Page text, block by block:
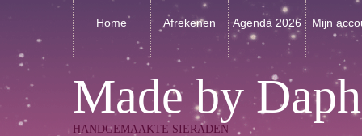
Home Afrekenen Agenda 2026 Mijn
Made by
HANDGEMAAKTE SIERADEN